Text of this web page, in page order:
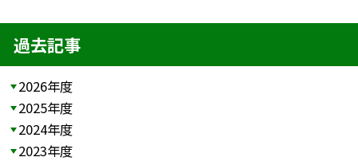
過去記事
2026年度
2025年度
2024年度
2023年度